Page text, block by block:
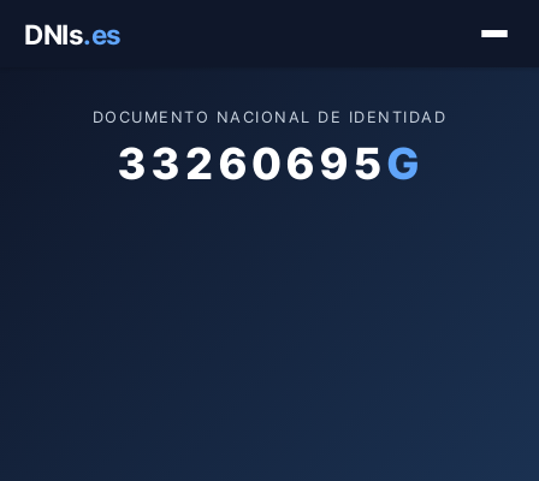
DNIs.es
DOCUMENTO NACIONAL DE IDENTIDAD
33260695G